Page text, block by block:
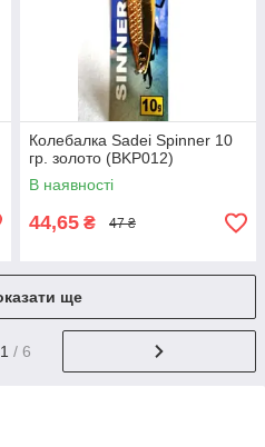
Колебалка Sadei Spinner 10
гр. золото (BKP012)
В наявності
44,65 ₴ 47 ₴
ще
1 / 6